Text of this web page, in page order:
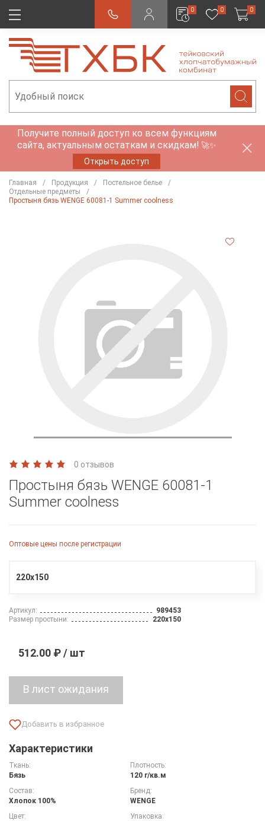
0 0 0
Получите полный доступ ко всем функциям
сайта, актуальным остаткам и скидкам! 🚀✨
Открыть доступ
Главная Продукция
Постельное белье
Отдельные предметы
Простыня бязь WENGE 60081-1 Summer coolness
0 отзывов
Простыня бязь WENGE 60081-1
Summer coolness
Оптовые цены после регистрации
220х150
Артикул:
989453
Размер простыни:
220х150
512.00 ₽ / шт
Характеристики
Ткань:
Бязь
Плотность:
120 г/кв.м
Состав:
Хлопок 100%
Бренд:
WENGE
Цвет:
Упаковка: